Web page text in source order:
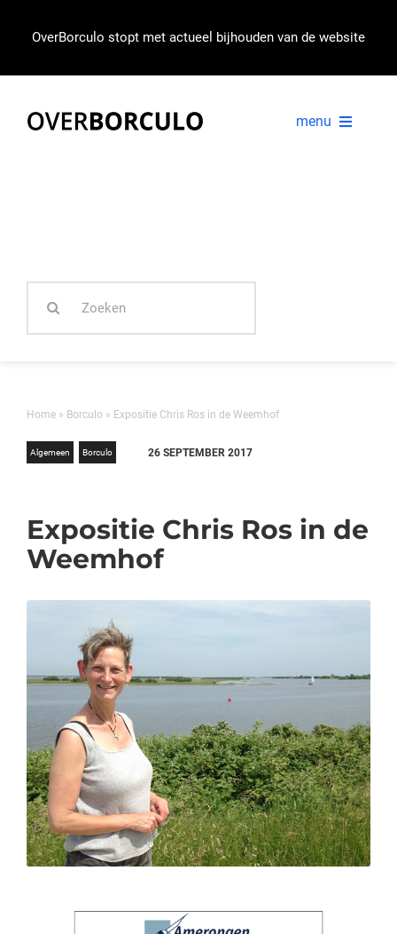
OverBorculo stopt met actueel bijhouden van de website
menu
IN BEELD
naar:
Home» Borculo » Expositie Chris Ros in de Weemhof
Algemeen Borculo 26 SEPTEMBER 2017
Expositie Chris Ros in de
Weemhof